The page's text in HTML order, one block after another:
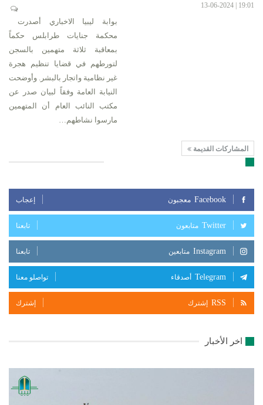
19:01 | 13-06-2024
بوابة ليبيا الاخباري أصدرت
محكمة جنايات طرابلس حكماً
بمعاقبة ثلاثة متهمين بالسجن
لتورطهم في قضايا تنظيم هجرة
غير نظامية واتجار بالبشر. وأوضحت
النيابة العامة وفقاً لبيان صدر عن
مكتب النائب العام أن المتهمين
مارسوا نشاطهم…
المشاركات القديمة
Facebook معجبون إعجاب
Twitter متابعون تابعنا
Instagram متابعين تابعنا
Telegram أصدقاء تواصلو معنا
RSS إشترك إشترك
اخر الأخبار